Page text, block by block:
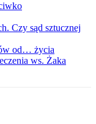
Czy sąd sztucznej
od… życia
ws. Żaka